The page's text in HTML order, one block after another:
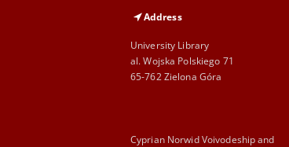
Address
University Library
al. Wojska Polskiego 71
65-762 Zielona Góra
Cyprian Norwid Voivodeship and